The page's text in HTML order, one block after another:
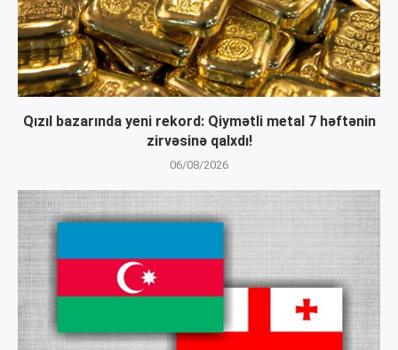
Qızıl bazarında yeni rekord: Qiymətli metal 7 həftənin
zirvəsinə qalxdı!
06/08/2026